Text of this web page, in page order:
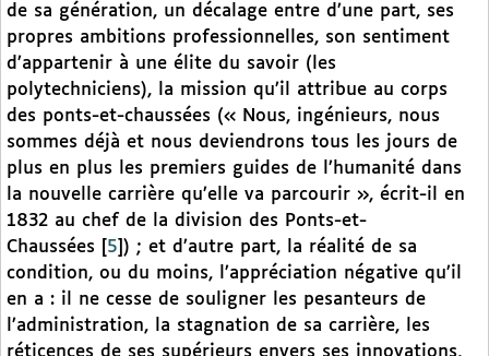
de sa génération, un décalage entre d’une part, ses
propres ambitions professionnelles, son sentiment
d’appartenir à une élite du savoir (les
polytechniciens), la mission qu’il attribue au corps
des ponts-et-chaussées (« Nous, ingénieurs, nous
sommes déjà et nous deviendrons tous les jours de
plus en plus les premiers guides de l’humanité dans
la nouvelle carrière qu’elle va parcourir », écrit-il en
1832 au chef de la division des Ponts-et-
Chaussées
5 ) ; et d’autre part, la réalité de sa
condition, ou du moins, l’appréciation négative qu’il
en a : il ne cesse de souligner les pesanteurs de
l’administration, la stagnation de sa carrière, les
réticences de ses supérieurs envers ses innovations,